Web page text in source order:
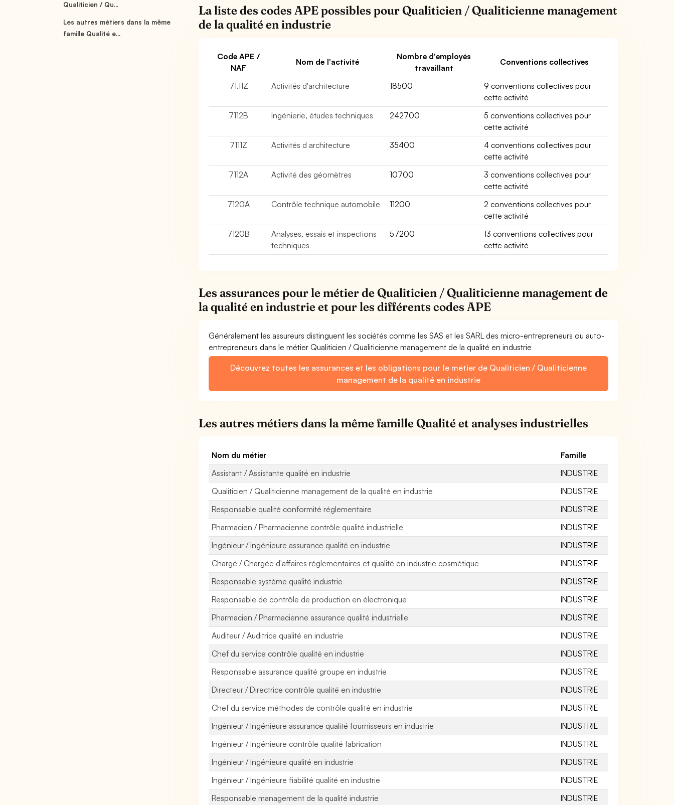
Qualiticien / Qu...
Les autres métiers dans la même
famille Qualité e...
La liste des codes APE possibles pour Qualiticien / Qualiticienne management
de la qualité en industrie
Code APE /
NAF
Nom de l'activité
Nombre d'employés
travaillant
Conventions collectives
71.11Z Activités d'architecture 18500
9 conventions collectives pour
cette activité
7112B
Ingénierie, études techniques 242700
5 conventions collectives pour
cette activité
7111Z
Activités d architecture 35400
4 conventions collectives pour
cette activité
7112A
Activité des géomètres 10700
3 conventions collectives pour
cette activité
7120A
Contrôle technique automobile 11200
2 conventions collectives pour
cette activité
7120B
Analyses, essais et inspections
techniques
57200
13 conventions collectives pour
cette activité
Les assurances pour le métier de Qualiticien / Qualiticienne management de
la qualité en industrie et pour les différents codes APE
Généralement les assureurs distinguent les sociétés comme les SAS et les SARL des micro-entrepreneurs ou auto-
entrepreneurs dans le métier Qualiticien / Qualiticienne management de la qualité en industrie
Découvrez toutes les assurances et les obligations pour le métier de Qualiticien / Qualiticienne
management de la qualité en industrie
Les autres métiers dans la même famille Qualité et analyses industrielles
Nom du métier
Famille
Assistant / Assistante qualité en industrie
INDUSTRIE
Qualiticien / Qualiticienne management de la qualité en industrie
INDUSTRIE
Responsable qualité conformité réglementaire
INDUSTRIE
Pharmacien / Pharmacienne contrôle qualité industrielle
INDUSTRIE
Ingénieur / Ingénieure assurance qualité en industrie
INDUSTRIE
Chargé / Chargée d'affaires réglementaires et qualité en industrie cosmétique
INDUSTRIE
Responsable système qualité industrie
INDUSTRIE
Responsable de contrôle de production en électronique
INDUSTRIE
Pharmacien / Pharmacienne assurance qualité industrielle
INDUSTRIE
Auditeur / Auditrice qualité en industrie
INDUSTRIE
Chef du service contrôle qualité en industrie
INDUSTRIE
Responsable assurance qualité groupe en industrie
INDUSTRIE
Directeur / Directrice contrôle qualité en industrie
INDUSTRIE
Chef du service méthodes de contrôle qualité en industrie
INDUSTRIE
Ingénieur / Ingénieure assurance qualité fournisseurs en industrie
INDUSTRIE
Ingénieur / Ingénieure contrôle qualité fabrication
INDUSTRIE
Ingénieur / Ingénieure qualité en industrie
INDUSTRIE
Ingénieur / Ingénieure fiabilité qualité en industrie
INDUSTRIE
Responsable management de la qualité industrie
INDUSTRIE